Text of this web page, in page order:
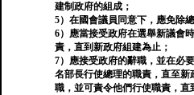
建制政府的組成；
5）在國會議員同意下，應免除
6）應當接受政府在選舉新議會
責，直到新政府組建為止；
7）應接受政府的辭職，並在必
名部長行使總理的職責，直至
職，並可責令他們行使職責，直